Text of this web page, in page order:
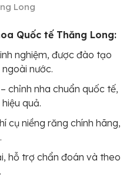
Long
Quốc tế Thăng Long:
nghiệm, được đào tạo
nước.
chỉnh nha chuẩn quốc tế,
quả.
cụ niềng răng chính hãng,
hỗ trợ chẩn đoán và theo